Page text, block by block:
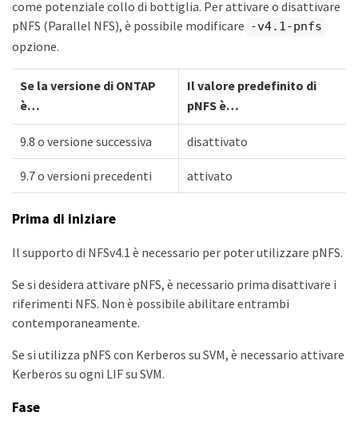
come potenziale collo di bottiglia. Per attivare o disattivare
pNFS (Parallel NFS), è possibile modificare -v4.1-pnfs
opzione.
Se la versione di ONTAP
è…​
Il valore predefinito di
pNFS è…​
9.8 o versione successiva disattivato
9.7 o versioni precedenti attivato
Prima di iniziare
Il supporto di NFSv4.1 è necessario per poter utilizzare pNFS.
Se si desidera attivare pNFS, è necessario prima disattivare i
riferimenti NFS. Non è possibile abilitare entrambi
contemporaneamente.
Se si utilizza pNFS con Kerberos su SVM, è necessario attivare
Kerberos su ogni LIF su SVM.
Fase